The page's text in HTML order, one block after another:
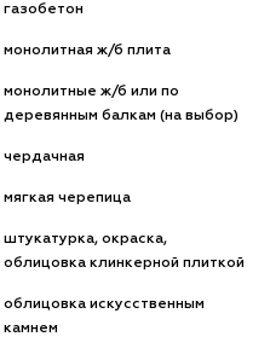
газобетон
монолитная ж/б плита
монолитные ж/б или по
деревянным балкам (на выбор)
чердачная
мягкая черепица
штукатурка, окраска,
облицовка клинкерной плиткой
облицовка искусственным
камнем